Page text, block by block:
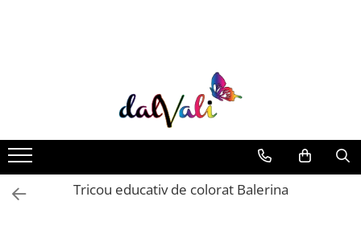
CARIOCI
Tricou educativ de colorat Balerina